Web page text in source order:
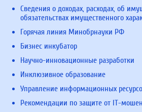
Сведения о доходах, расходах, об
обязательствах имущественного
Горячая линия Минобрнауки РФ
Бизнес инкубатор
Научно-инновационные разработки
Инклюзивное образование
Управление информационных
Рекомендации по защите от IT-